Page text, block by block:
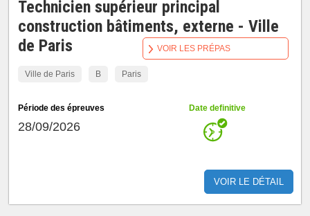
Technicien supérieur principal
construction bâtiments, externe - Ville
de Paris
Ville de Paris B Paris
Période des épreuves
28/09/2026
Date definitive
VOIR LE DÉTAIL
VOIR LES PRÉPAS